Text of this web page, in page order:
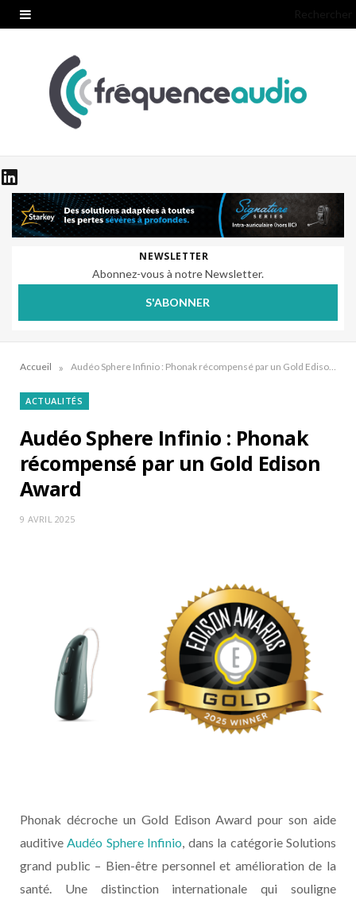
NEWSLETTER
Abonnez-vous à notre Newsletter.
S'ABONNER
Accueil » Audéo Sphere Infinio : Phonak récompensé par un Gold Edison Award
ACTUALITÉS
Audéo Sphere Infinio : Phonak
récompensé par un Gold Edison
Award
9 AVRIL 2025
Phonak décroche un Gold Edison Award pour son aide
auditiveAudéo Sphere Infinio, dans la catégorie Solutions
grand public – Bien-être personnel et amélioration de la
santé. Une distinction internationale qui souligne